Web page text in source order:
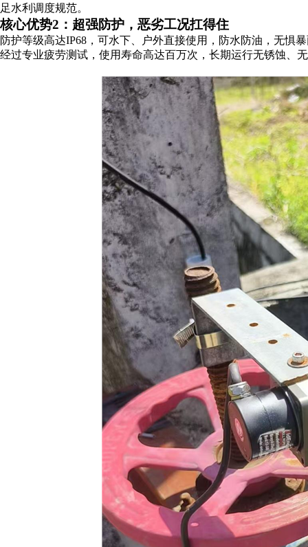
足水利调度规范。
核心优势2：超强防护，恶劣工况扛得住
防护等级高达IP68，可水下、户外直接使用，防水防油，无惧
经过专业疲劳测试，使用寿命高达百万次，长期运行无锈蚀、